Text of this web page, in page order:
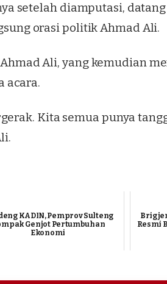
setelah diamputasi,
orasi politik Ahmad Ali.
Ali, yang kemudian
acara.
Kita semua punya
KADIN, Pemprov Sulteng
Genjot Pertumbuhan
Ekonomi
Resmi